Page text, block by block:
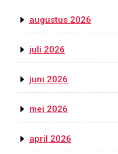
augustus 2026
juli 2026
juni 2026
mei 2026
april 2026